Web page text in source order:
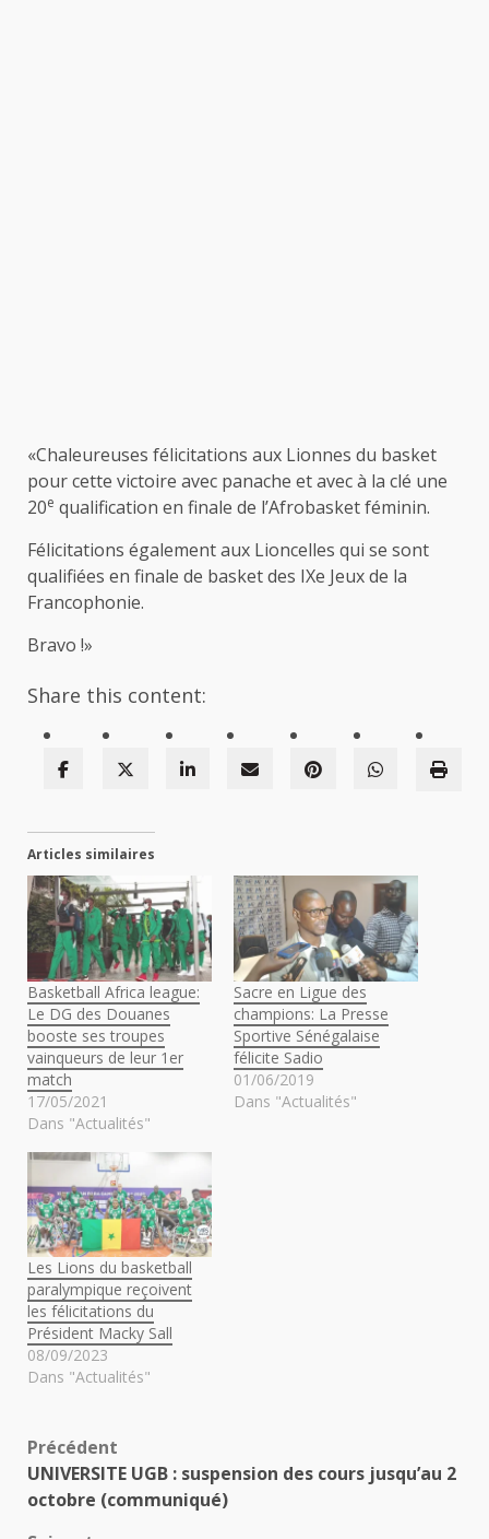
«Chaleureuses félicitations aux Lionnes du basket
pour cette victoire avec panache et avec à la clé une
20e qualification en finale de l’Afrobasket féminin.
Félicitations également aux Lioncelles qui se sont
qualifiées en finale de basket des IXe Jeux de la
Francophonie.
Bravo !»
Share this content:
Articles similaires
Basketball Africa league:
Le DG des Douanes
booste ses troupes
vainqueurs de leur 1er
match
17/05/2021
Dans "Actualités"
Sacre en Ligue des
champions: La Presse
Sportive Sénégalaise
félicite Sadio
01/06/2019
Dans "Actualités"
Les Lions du basketball
paralympique reçoivent
les félicitations du
Président Macky Sall
08/09/2023
Dans "Actualités"
Navigation
d’article
Précédent
UNIVERSITE UGB : suspension des cours jusqu’au 2
octobre (communiqué)